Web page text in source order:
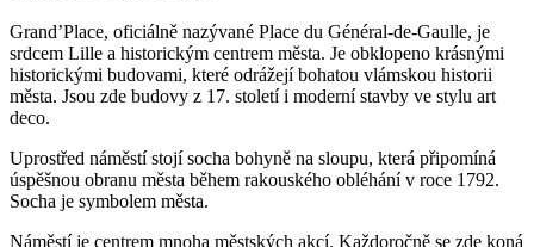
Grand’Place, oficiálně nazývané Place du Général-de-Gaulle, je
srdcem Lille a historickým centrem města. Je obklopeno krásnými
historickými budovami, které odrážejí bohatou vlámskou historii
města. Jsou zde budovy z 17. století i moderní stavby ve stylu art
deco.
Uprostřed náměstí stojí socha bohyně na sloupu, která připomíná
úspěšnou obranu města během rakouského obléhání v roce 1792.
Socha je symbolem města.
Náměstí je centrem mnoha městských akcí. Každoročně se zde koná